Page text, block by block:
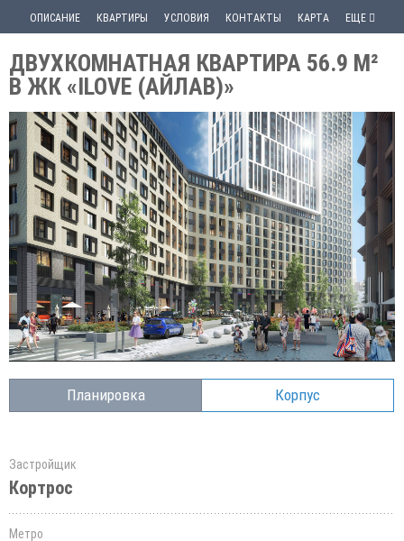
ОПИСАНИЕ КВАРТИРЫ УСЛОВИЯ КОНТАКТЫ КАРТА ЕЩЕ
ДВУХКОМНАТНАЯ КВАРТИРА 56.9 М²
В ЖК «ILOVE (АЙЛАВ)»
Планировка Корпус
Застройщик
Кортрос
Метро